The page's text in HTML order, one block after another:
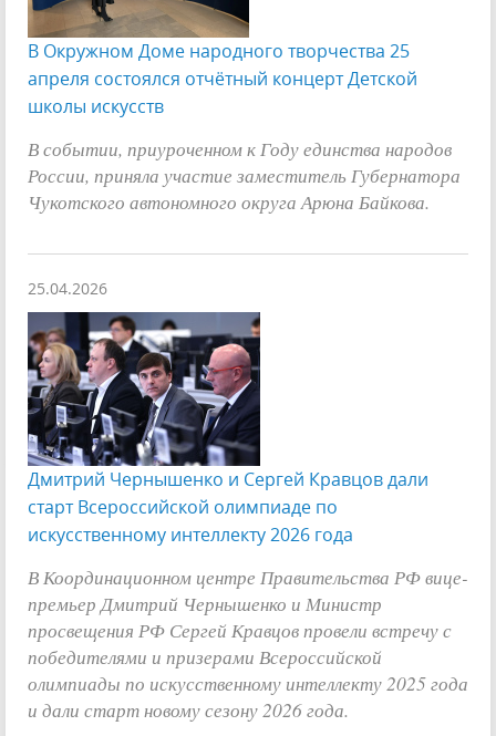
В Окружном Доме народного творчества 25
апреля состоялся отчётный концерт Детской
школы искусств
В событии, приуроченном к Году единства народов
России, приняла участие заместитель Губернатора
Чукотского автономного округа Арюна Байкова.
25.04.2026
Дмитрий Чернышенко и Сергей Кравцов дали
старт Всероссийской олимпиаде по
искусственному интеллекту 2026 года
В Координационном центре Правительства РФ вице-
премьер Дмитрий Чернышенко и Министр
просвещения РФ Сергей Кравцов провели встречу с
победителями и призерами Всероссийской
олимпиады по искусственному интеллекту 2025 года
и дали старт новому сезону 2026 года.